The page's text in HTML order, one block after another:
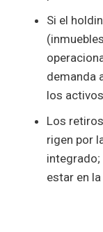
Si el
demanda
los
Los
rigen por
integrado;
estar en